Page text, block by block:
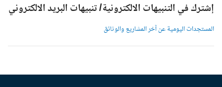
إشترك في التنبيهات الالكترونية/ تنبيهات البريد الالكتروني
المستجدات اليومية عن آخر المشاريع والوثائق